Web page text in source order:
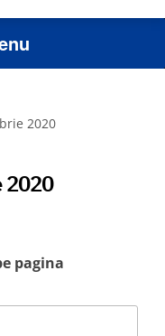
2020
2020
pagina